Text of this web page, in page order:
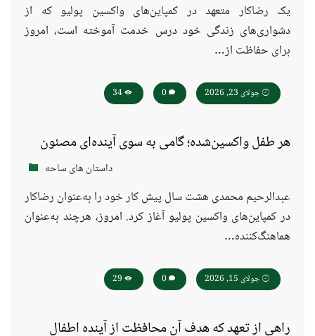
یک رضاکار متعهد در کمپاین‌های واکسین پولیو که از
دشواری‌های زندگی خود درس خدمت آموخته است، امروز
برای حفاظت از…
جولای 23, 2026
هر طفل واکسین‌شده؛ گامی به سوی آینده‌ای مصئون
داستان های ساحه
عبدالرحیم محمدی هشت سال پیش کار خود را به‌عنوان رضاکار
در کمپاین‌های واکسین پولیو آغاز کرد. امروز، هرچند به‌عنوان
هماهنگ‌کننده…
جولای 15, 2026
راهی از تعهد که هدف آن محافظت از آینده اطفال